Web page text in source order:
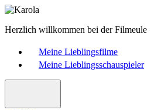
Herzlich willkommen bei der Filmeule
Meine Lieblingsfilme
Meine Lieblingsschauspieler